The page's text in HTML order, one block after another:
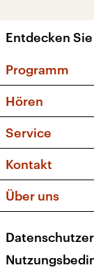
Entdecken
Programm
Musikliste
Kakadu
Hören
Service
FAQ
Apps
Kontakt
Social
Über uns
Presse
Karriere